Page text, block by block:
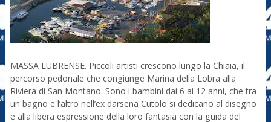
MASSA LUBRENSE. Piccoli artisti crescono lungo la Chiaia, il
percorso pedonale che congiunge Marina della Lobra alla
Riviera di San Montano. Sono i bambini dai 6 ai 12 anni, che tra
un bagno e l’altro nell’ex darsena Cutolo si dedicano al disegno
e alla libera espressione della loro fantasia con la guida del